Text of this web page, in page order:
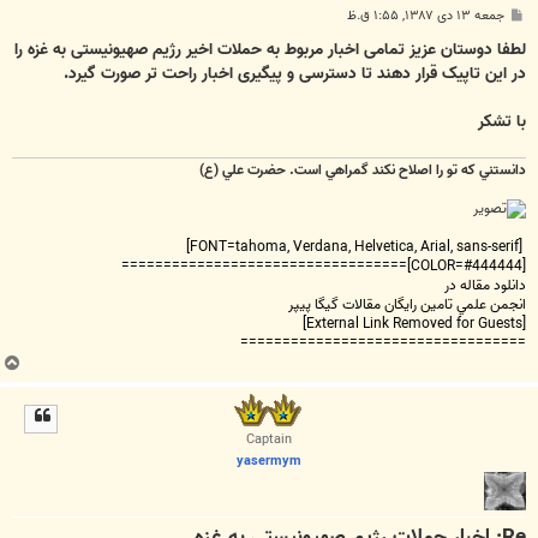
پ
ت
جمعه ۱۳ دی ۱۳۸۷, ۱:۵۵ ق.ظ
لطفا دوستان عزیز تمامی اخبار مربوط به حملات اخیر رژیم صهیونیستی به غزه را
در این تاپیک قرار دهند تا دسترسی و پیگیری اخبار راحت تر صورت گیرد.
با تشکر
دانستني که تو را اصلاح نکند گمراهي است. حضرت علي (ع)
[FONT=tahoma, Verdana, Helvetica, Arial, sans-serif]
دانلود مقاله در
انجمن علمي تامين رايگان مقالات گيگا پيپر
==================================
ب
ا
Captain
yasermym